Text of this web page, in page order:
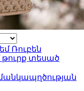
Ռուբեն
թուրք տեսած